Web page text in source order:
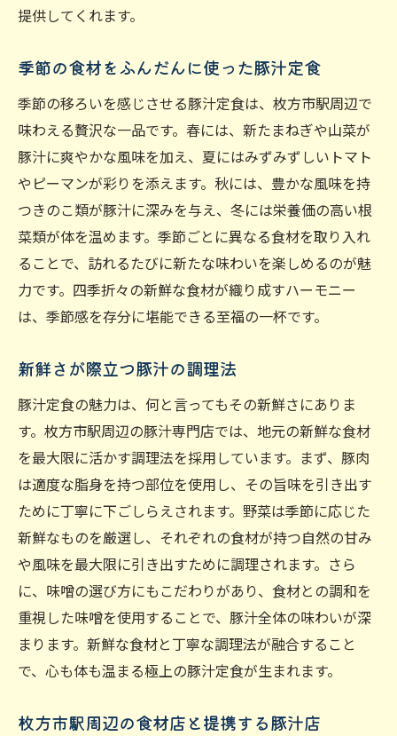
提供してくれます。
季節の食材をふんだんに使った豚汁定食
季節の移ろいを感じさせる豚汁定食は、枚方市駅周辺で
味わえる贅沢な一品です。春には、新たまねぎや山菜が
豚汁に爽やかな風味を加え、夏にはみずみずしいトマト
やピーマンが彩りを添えます。秋には、豊かな風味を持
つきのこ類が豚汁に深みを与え、冬には栄養価の高い根
菜類が体を温めます。季節ごとに異なる食材を取り入れ
ることで、訪れるたびに新たな味わいを楽しめるのが魅
力です。四季折々の新鮮な食材が織り成すハーモニー
は、季節感を存分に堪能できる至福の一杯です。
新鮮さが際立つ豚汁の調理法
豚汁定食の魅力は、何と言ってもその新鮮さにありま
す。枚方市駅周辺の豚汁専門店では、地元の新鮮な食材
を最大限に活かす調理法を採用しています。まず、豚肉
は適度な脂身を持つ部位を使用し、その旨味を引き出す
ために丁寧に下ごしらえされます。野菜は季節に応じた
新鮮なものを厳選し、それぞれの食材が持つ自然の甘み
や風味を最大限に引き出すために調理されます。さら
に、味噌の選び方にもこだわりがあり、食材との調和を
重視した味噌を使用することで、豚汁全体の味わいが深
まります。新鮮な食材と丁寧な調理法が融合すること
で、心も体も温まる極上の豚汁定食が生まれます。
枚方市駅周辺の食材店と提携する豚汁店